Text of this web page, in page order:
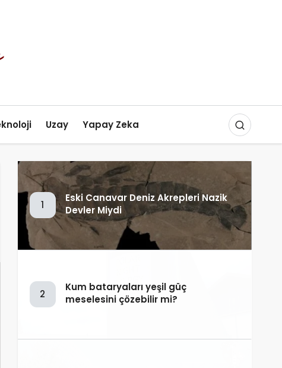
Uzay Yapay Zeka
1
Eski Canavar Deniz Akrepleri Nazik
Devler Miydi
2
Kum bataryaları yeşil güç
meselesini çözebilir mi?